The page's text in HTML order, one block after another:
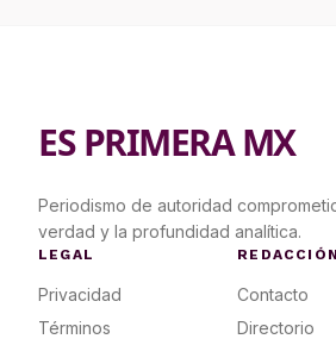
ES PRIMERA MX
Periodismo de autoridad
verdad y la profundidad analítica.
LEGAL
Privacidad
Términos
REDACCIÓN
Contacto
Directorio